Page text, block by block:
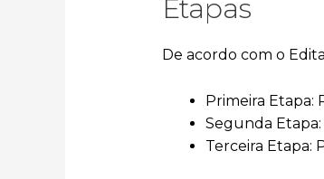
Etapas
De acordo com o
Primeira Etapa:
Segunda
Terceira Etapa: